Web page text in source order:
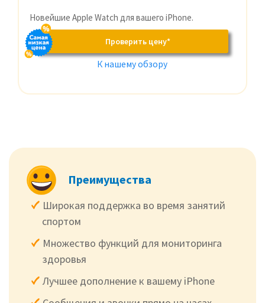
Новейшие Apple Watch для вашего iPhone.
Проверить цену*
К нашему обзору
Преимущества
Широкая поддержка во время занятий
спортом
Множество функций для мониторинга
здоровья
Лучшее дополнение к вашему iPhone